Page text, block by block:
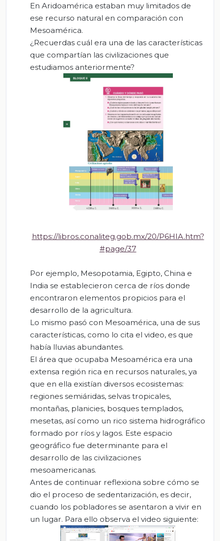
En Aridoamérica estaban muy limitados de
ese recurso natural en comparación con
Mesoamérica.
¿Recuerdas cuál era una de las características
que compartían las civilizaciones que
estudiamos anteriormente?
https://libros.conaliteg.gob.mx/20/P6HIA.htm?
#page/37
Por ejemplo, Mesopotamia, Egipto, China e
India se establecieron cerca de ríos donde
encontraron elementos propicios para el
desarrollo de la agricultura.
Lo mismo pasó con Mesoamérica, una de sus
características, como lo cita el video, es que
había lluvias abundantes.
El área que ocupaba Mesoamérica era una
extensa región rica en recursos naturales, ya
que en ella existían diversos ecosistemas:
regiones semiáridas, selvas tropicales,
montañas, planicies, bosques templados,
mesetas, así como un rico sistema hidrográfico
formado por ríos y lagos. Este espacio
geográfico fue determinante para el
desarrollo de las civilizaciones
mesoamericanas.
Antes de continuar reflexiona sobre cómo se
dio el proceso de sedentarización, es decir,
cuando los pobladores se asentaron a vivir en
un lugar. Para ello observa el video siguiente: